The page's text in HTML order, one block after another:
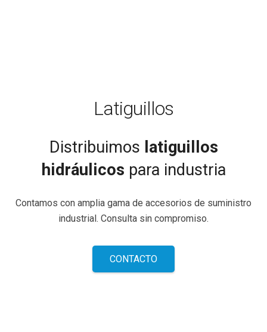
Latiguillos
Distribuimos latiguillos
hidráulicos para industria
Contamos con amplia gama de accesorios de suministro
industrial. Consulta sin compromiso.
CONTACTO